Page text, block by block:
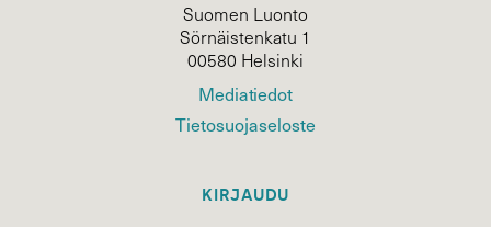
Suomen Luonto
Sörnäistenkatu 1
00580 Helsinki
Mediatiedot
Tietosuojaseloste
KIRJAUDU